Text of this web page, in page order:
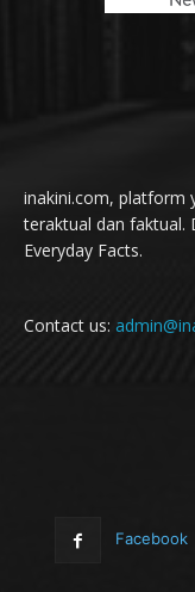
inakini.com, platform
teraktual dan faktual.
Everyday Facts.
Contact us:
Facebook